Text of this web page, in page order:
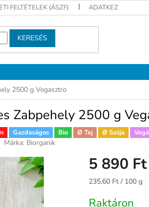
FELTÉTELEK (ÁSZF) ADATKEZELÉSI
KERESÉS
2500 g Vegasztro
Zabpehely 2500 g
Gazdaságos Bio Ø Tej Ø Szója
Márka: Biorganik
5 890 Ft
Egységár:
235,60 Ft / 100 g
Raktáron